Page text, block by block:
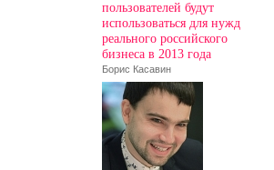
пользователей будут
использоваться для нужд
реального российского
бизнеса в 2013 года
Борис Касавин